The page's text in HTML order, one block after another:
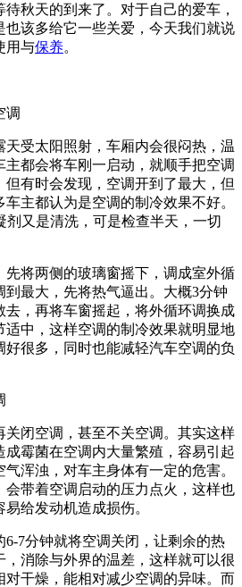
秋天的到来了。对于自己的爱车，
也该多给它一些关爱，今天我们就说
用与保养。
调
受太阳照射，车厢内会很闷热，温
主都会将车刚一启动，就顺手把空调
有时会发现，空调开到了最大，但
主都认为是空调的制冷效果不好。
剂又是清洗，可是检查半天，一切
先将两侧的玻璃窗摇下，调成室外循
最大，先将热气逼出。大概3分钟
去，再将车窗摇起，将外循环调换成
适中，这样空调的制冷效果就明显地
好很多，同时也能减轻汽车空调的负
关闭空调，甚至不关空调。其实这样
霉菌在空调内大量繁殖，容易引起
浑浊，对车主身体有一定的危害。
会带着空调启动的压力点火，这样也
给发动机造成损伤。
7分钟就将空调关闭，让剩余的热
消除与外界的温差，这样就可以很
对干燥，能相对减少空调的异味。而